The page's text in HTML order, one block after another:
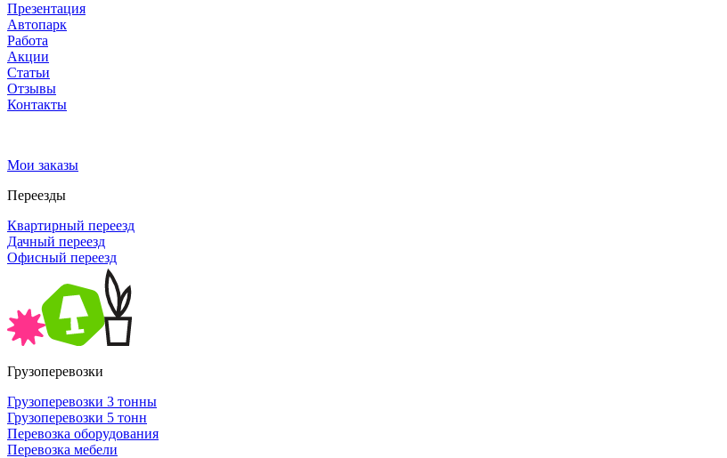
Презентация
Автопарк
Работа
Акции
Статьи
Отзывы
Контакты
Мои заказы
Переезды
Квартирный переезд
Дачный переезд
Офисный переезд
Грузоперевозки
Грузоперевозки 3 тонны
Грузоперевозки 5 тонн
Перевозка оборудования
Перевозка мебели